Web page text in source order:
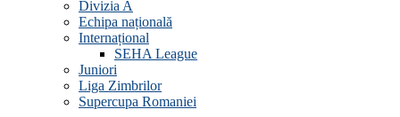
Divizia A
Echipa națională
Internațional
SEHA League
Juniori
Liga Zimbrilor
Supercupa Romaniei